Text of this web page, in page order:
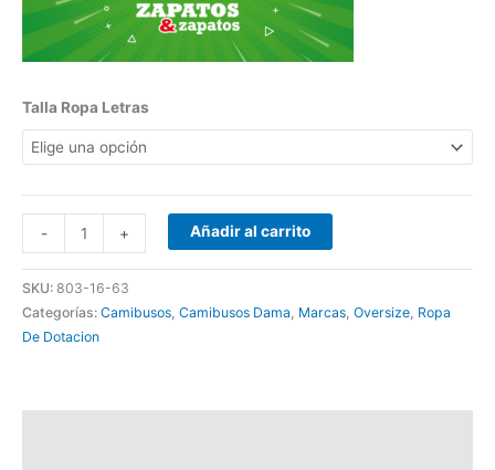
Talla Ropa Letras
- + Añadir al carrito
SKU: 803-16-63
Categorías: Camibusos Camibusos Dama Marcas Oversize Ropa
De Dotacion